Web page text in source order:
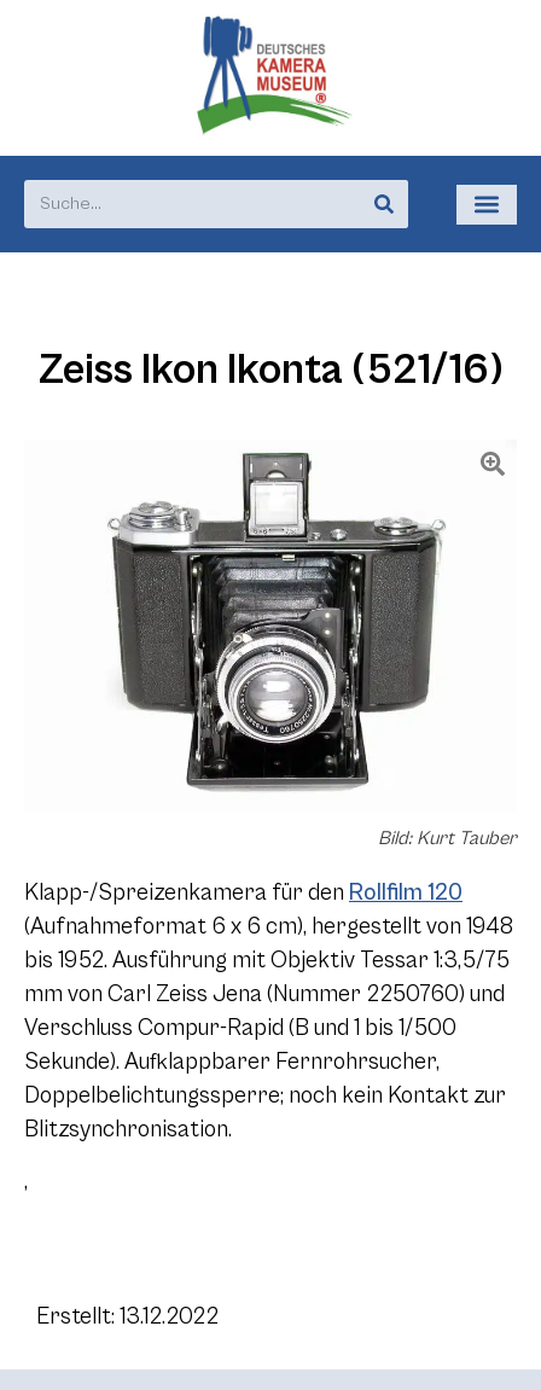
Zeiss Ikon Ikonta (521/16)
Bild: Kurt Tauber
Klapp-/Spreizenkamera für den Rollfilm 120
(Aufnahmeformat 6 x 6 cm), hergestellt von 1948
bis 1952. Ausführung mit Objektiv Tessar 1:3,5/75
mm von Carl Zeiss Jena (Nummer 2250760) und
Verschluss Compur-Rapid (B und 1 bis 1/500
Sekunde). Aufklappbarer Fernrohrsucher,
Doppelbelichtungssperre; noch kein Kontakt zur
Blitzsynchronisation.
,
Erstellt: 13.12.2022